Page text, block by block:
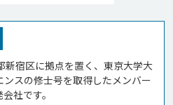
宿区に拠点を置く、東京大学大
スの修士号を取得したメンバー
社です。